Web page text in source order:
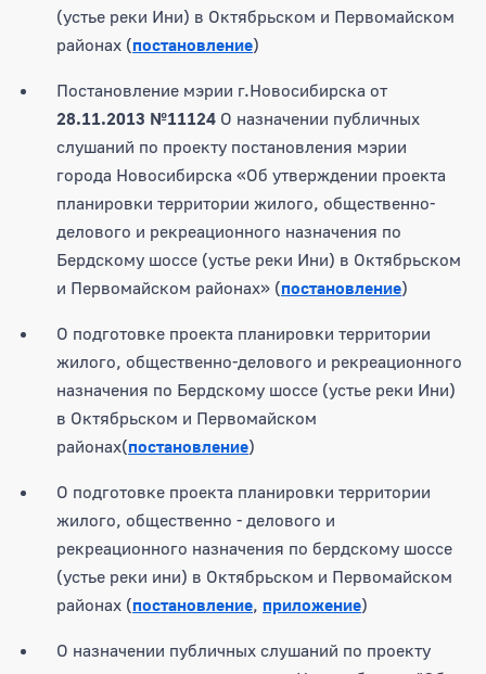
(устье реки Ини) в Октябрьском и Первомайском
районах (постановление)
Постановление мэрии г.Новосибирска от
28.11.2013 №11124 О назначении публичных
слушаний по проекту постановления мэрии
города Новосибирска «Об утверждении проекта
планировки территории жилого, общественно-
делового и рекреационного назначения по
Бердскому шоссе (устье реки Ини) в Октябрьском
и Первомайском районах» (постановление)
О подготовке проекта планировки территории
жилого, общественно-делового и рекреационного
назначения по Бердскому шоссе (устье реки Ини)
в Октябрьском и Первомайском
районах(постановление)
О подготовке проекта планировки территории
жилого, общественно - делового и
рекреационного назначения по бердскому шоссе
(устье реки ини) в Октябрьском и Первомайском
районах (постановление, приложение)
О назначении публичных слушаний по проекту